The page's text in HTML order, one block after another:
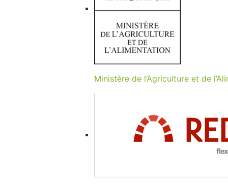
Ministère de l’Agriculture et de